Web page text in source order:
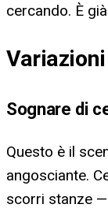
cercando. È
Sognare di
Questo è il
angosciante.
scorri stanze